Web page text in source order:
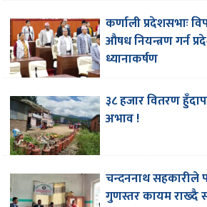
कर्णाली प्रदेशसभाः
औषध नियन्त्रण गर्न
ध्यानाकर्षण
३८ हजार वितरण
अभाव !
चन्दननाथ सहकारीले
गुणस्तर कायम राख्दै